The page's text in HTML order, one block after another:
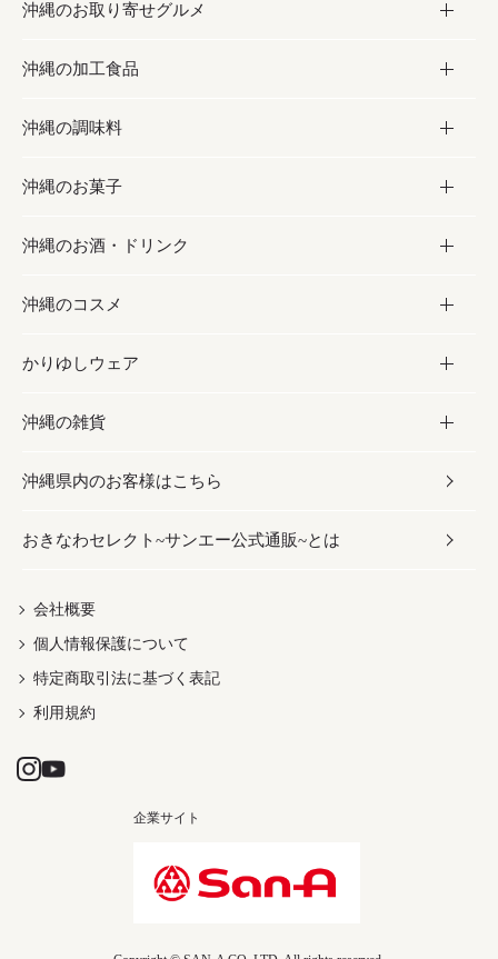
沖縄のお取り寄せグルメ
お取り寄せグルメ
フルーツ・野菜
お肉
海産物
沖縄の加工食品
加工食品
缶詰／パウチ
沖縄料理
沖縄そば／乾麺
レトルト食品
乾物／粉類
沖縄の調味料
調味料
砂糖／黒砂糖
塩
お酢／ドレッシング
しょうゆ
みそ
だし／スパイス／島唐辛子
沖縄のお菓子
お菓子
黒糖
ちんすこう
伝統菓子
スナック
おつまみ
紅芋
沖縄のお酒・ドリンク
お酒・ドリンク
泡盛
ビール・チューハイ
ワイン・ウィスキー・カクテル
ドリンク
茶葉
沖縄のコスメ
コスメ
スキンケア
ボディケア
ヘアケア
UVケア
かりゆしウェア
かりゆしウェア
メンズ
レディース
沖縄の雑貨
雑貨
沖縄ファッション
伝統工芸品
沖縄県内のお客様はこちら
おきなわセレクト~サンエー公式通販~とは
会社概要
個人情報保護について
特定商取引法に基づく表記
利用規約
企業サイト